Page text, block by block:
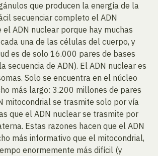
que producen la energía de la
secuenciar completo el ADN
el ADN nuclear porque hay muchas
una de las células del cuerpo, y
es de solo 16.000 pares de bases
secuencia de ADN). El ADN nuclear es
Solo se encuentra en el núcleo
más largo: 3.200 millones de pares
mitocondrial se trasmite solo por vía
que el ADN nuclear se trasmite por
Estas razones hacen que el ADN
más informativo que el mitocondrial,
enormemente más difícil (y